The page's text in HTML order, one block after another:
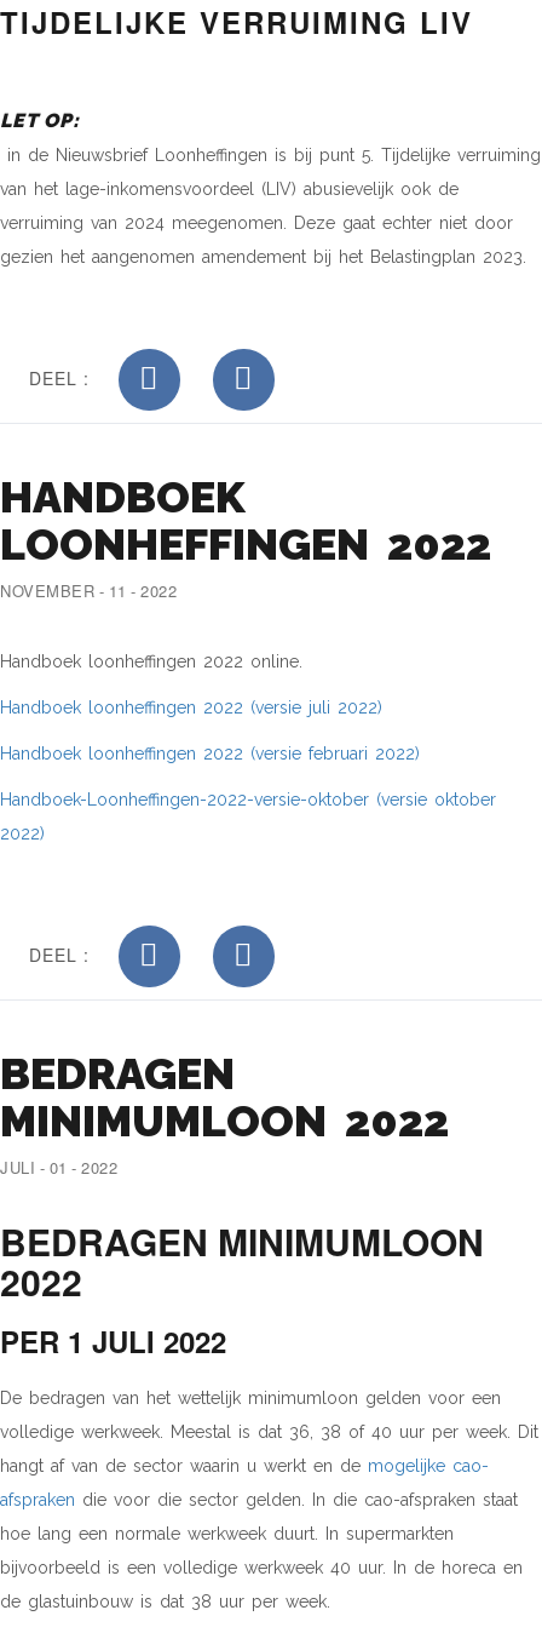
TIJDELIJKE VERRUIMING LIV
LET OP:
in de Nieuwsbrief Loonheffingen is bij punt 5. Tijdelijke verruiming
van het lage-inkomensvoordeel (LIV) abusievelijk ook de
verruiming van 2024 meegenomen. Deze gaat echter niet door
gezien het aangenomen amendement bij het Belastingplan 2023.
DEEL :
HANDBOEK
LOONHEFFINGEN 2022
NOVEMBER - 11 - 2022
Handboek loonheffingen 2022 online.
Handboek loonheffingen 2022 (versie juli 2022)
Handboek loonheffingen 2022 (versie februari 2022)
Handboek-Loonheffingen-2022-versie-oktober (versie oktober
2022)
DEEL :
BEDRAGEN
MINIMUMLOON 2022
JULI - 01 - 2022
BEDRAGEN MINIMUMLOON
2022
PER 1 JULI 2022
De bedragen van het wettelijk minimumloon gelden voor een
volledige werkweek. Meestal is dat 36, 38 of 40 uur per week. Dit
hangt af van de sector waarin u werkt en de mogelijke cao-
afspraken die voor die sector gelden. In die cao-afspraken staat
hoe lang een normale werkweek duurt. In supermarkten
bijvoorbeeld is een volledige werkweek 40 uur. In de horeca en
de glastuinbouw is dat 38 uur per week.